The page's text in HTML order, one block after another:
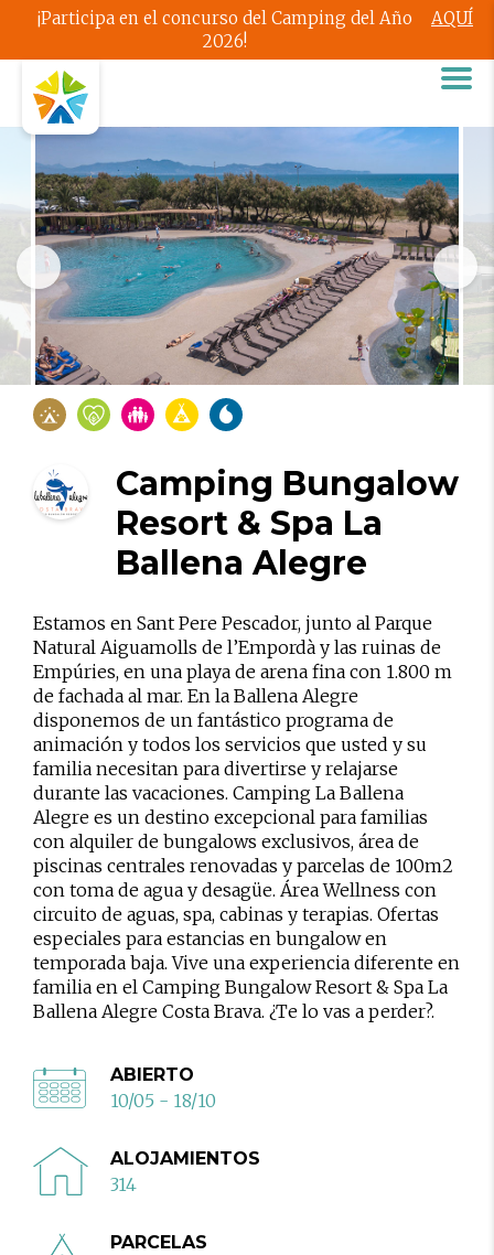
¡Participa en el concurso del Camping del Año
2026!
AQUÍ
Camping Bungalow
Resort & Spa La
Ballena Alegre
Estamos en Sant Pere Pescador, junto al Parque
Natural Aiguamolls de l’Empordà y las ruinas de
Empúries, en una playa de arena fina con 1.800 m
de fachada al mar. En la Ballena Alegre
disponemos de un fantástico programa de
animación y todos los servicios que usted y su
familia necesitan para divertirse y relajarse
durante las vacaciones. Camping La Ballena
Alegre es un destino excepcional para familias
con alquiler de bungalows exclusivos, área de
piscinas centrales renovadas y parcelas de 100m2
con toma de agua y desagüe. Área Wellness con
circuito de aguas, spa, cabinas y terapias. Ofertas
especiales para estancias en bungalow en
temporada baja. Vive una experiencia diferente en
familia en el Camping Bungalow Resort & Spa La
Ballena Alegre Costa Brava. ¿Te lo vas a perder?.
ABIERTO
10/05 - 18/10
ALOJAMIENTOS
314
PARCELAS